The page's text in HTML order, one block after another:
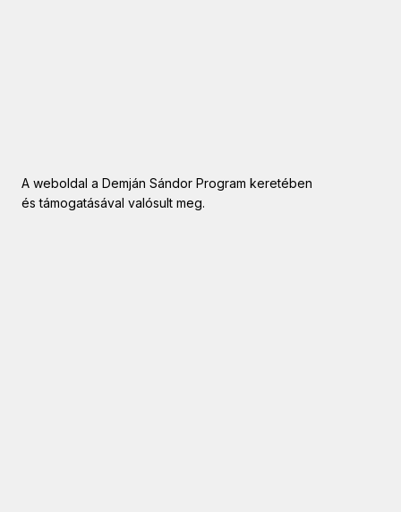
A weboldal a Demján Sándor Program keretében
és támogatásával valósult meg.